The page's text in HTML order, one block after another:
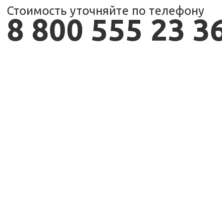
Стоимость уточняйте по телефону
8 800 555 23